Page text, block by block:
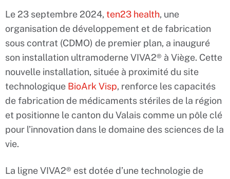
Le 23 septembre 2024, ten23 health, une
organisation de développement et de fabrication
sous contrat (CDMO) de premier plan, a inauguré
son installation ultramoderne VIVA2® à Viège. Cette
nouvelle installation, située à proximité du site
technologique BioArk Visp, renforce les capacités
de fabrication de médicaments stériles de la région
et positionne le canton du Valais comme un pôle clé
pour l’innovation dans le domaine des sciences de la
vie.
La ligne VIVA2® est dotée d’une technologie de